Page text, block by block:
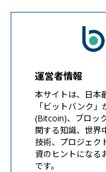
運営者情報
本サイトは、日本
「ビットバンク
(Bitcoin)、ブロッ
関する知識、世界
技術、プロジェク
資のヒントになる
です。